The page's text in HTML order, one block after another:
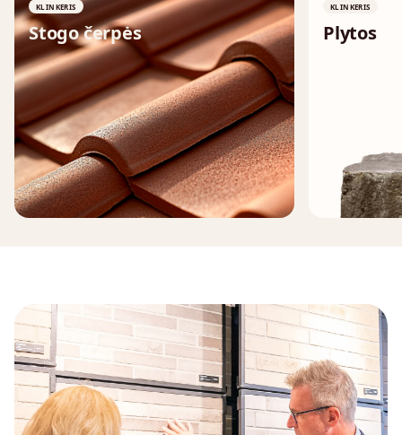
KLINKERIS
Stogo čerpės
↗
KLINKERIS
Plytos